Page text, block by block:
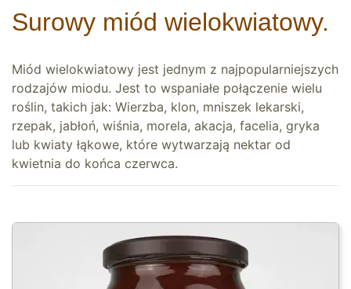
Surowy miód wielokwiatowy.
Miód wielokwiatowy jest jednym z najpopularniejszych
rodzajów miodu. Jest to wspaniałe połączenie wielu
roślin, takich jak: Wierzba, klon, mniszek lekarski,
rzepak, jabłoń, wiśnia, morela, akacja, facelia, gryka
lub kwiaty łąkowe, które wytwarzają nektar od
kwietnia do końca czerwca.